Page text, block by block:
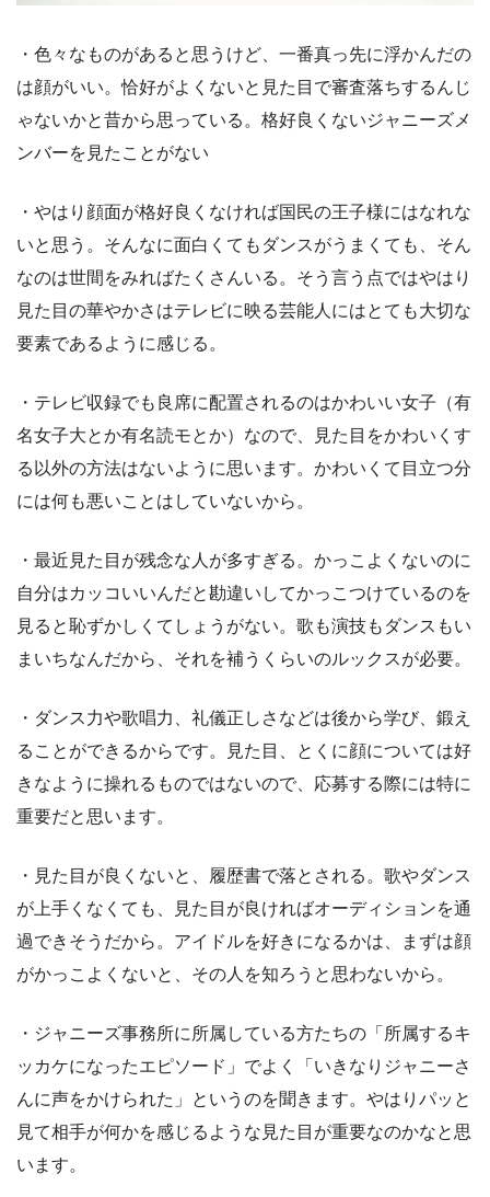
・色々なものがあると思うけど、一番真っ先に浮かんだの
は顔がいい。恰好がよくないと見た目で審査落ちするんじ
ゃないかと昔から思っている。格好良くないジャニーズメ
ンバーを見たことがない
・やはり顔面が格好良くなければ国民の王子様にはなれな
いと思う。そんなに面白くてもダンスがうまくても、そん
なのは世間をみればたくさんいる。そう言う点ではやはり
見た目の華やかさはテレビに映る芸能人にはとても大切な
要素であるように感じる。
・テレビ収録でも良席に配置されるのはかわいい女子（有
名女子大とか有名読モとか）なので、見た目をかわいくす
る以外の方法はないように思います。かわいくて目立つ分
には何も悪いことはしていないから。
・最近見た目が残念な人が多すぎる。かっこよくないのに
自分はカッコいいんだと勘違いしてかっこつけているのを
見ると恥ずかしくてしょうがない。歌も演技もダンスもい
まいちなんだから、それを補うくらいのルックスが必要。
・ダンス力や歌唱力、礼儀正しさなどは後から学び、鍛え
ることができるからです。見た目、とくに顔については好
きなように操れるものではないので、応募する際には特に
重要だと思います。
・見た目が良くないと、履歴書で落とされる。歌やダンス
が上手くなくても、見た目が良ければオーディションを通
過できそうだから。アイドルを好きになるかは、まずは顔
がかっこよくないと、その人を知ろうと思わないから。
・ジャニーズ事務所に所属している方たちの「所属するキ
ッカケになったエピソード」でよく「いきなりジャニーさ
んに声をかけられた」というのを聞きます。やはりパッと
見て相手が何かを感じるような見た目が重要なのかなと思
います。